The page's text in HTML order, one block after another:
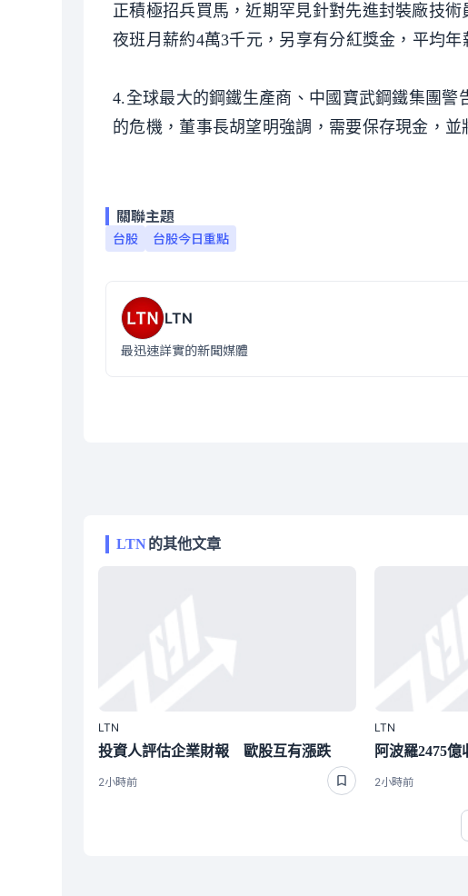
正積極招兵買馬，近期罕見針對先進封裝廠技
夜班月薪約4萬3千元，另享有分紅獎金，平均
4.全球最大的鋼鐵生產商、中國寶武鋼鐵集團警
的危機，董事長胡望明強調，需要保存現金，並
關聯主題
台股 台股今日重點
LTN
最迅速詳實的新聞媒體
LTN的其他文章
LTN
投資人評估企業財報 歐股互有漲跌
2小時前
LTN
2小時前